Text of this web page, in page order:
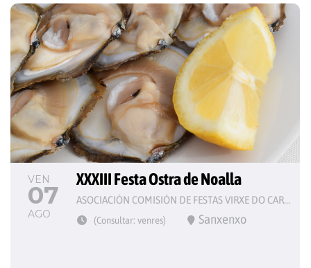
VEN
07
AGO
XXXIII Festa Ostra de Noalla
ASOCIACIÓN COMISIÓN DE FESTAS VIRXE DO CARME
(Consultar: venres) Sanxenxo